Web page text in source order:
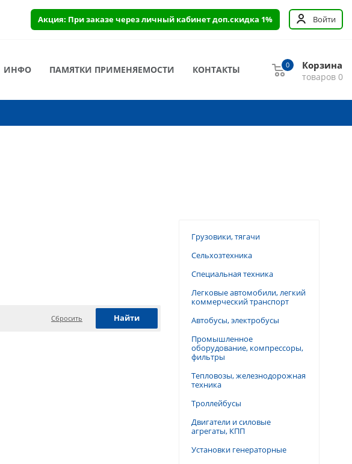
Акция: При заказе через личный кабинет доп.скидка 1% Войти
ИНФО ПАМЯТКИ ПРИМЕНЯЕМОСТИ КОНТАКТЫ Корзина
товаров 0
0
Сбросить
Грузовики, тягачи
Сельхозтехника
Специальная техника
Легковые автомобили, легкий
коммерческий транспорт
Автобусы, электробусы
Промышленное
оборудование, компрессоры,
фильтры
Тепловозы, железнодорожная
техника
Троллейбусы
Двигатели и силовые
агрегаты, КПП
Установки генераторные